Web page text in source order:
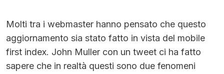
Molti tra i webmaster hanno pensato che questo
aggiornamento sia stato fatto in vista del mobile
first index. John Muller con un tweet ci ha fatto
sapere che in realtà questi sono due fenomeni